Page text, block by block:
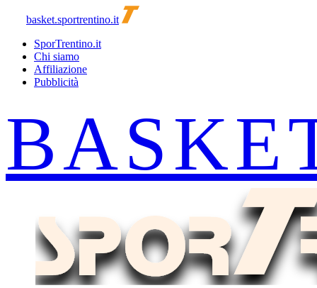
basket.sportrentino.it
SporTrentino.it
Chi siamo
Affiliazione
Pubblicità